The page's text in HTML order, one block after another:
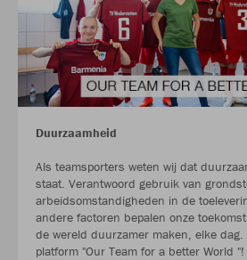
Duurzaamheid
Als teamsporters weten wij dat
staat. Verantwoord gebruik van
arbeidsomstandigheden in de
andere factoren bepalen onze
de wereld duurzamer maken, elke
platform "Our Team for a better World "!